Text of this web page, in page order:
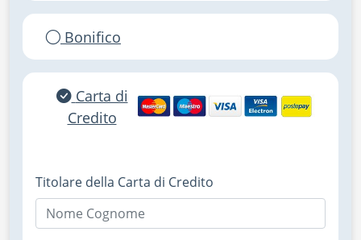
Bonifico
Carta di
Credito
Titolare della Carta di Credito